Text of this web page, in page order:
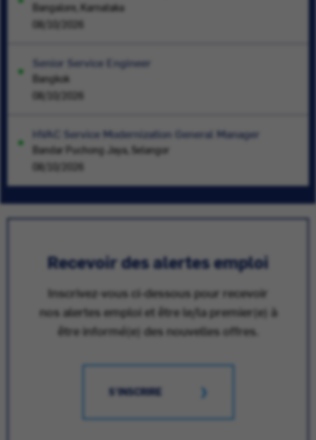
Bangalore, Karnataka
08/10/2026
Senior Service Engineer
Bangkok
08/10/2026
HVAC Service Modernization General Manager
Bandar Puchong Jaya, Selangor
08/10/2026
Recevoir des alertes emploi
Inscrivez-vous ci-dessous pour recevoir
nos alertes emploi et être le/la premier(e) à
être informé(e) des nouvelles offres.
S'INSCRIRE